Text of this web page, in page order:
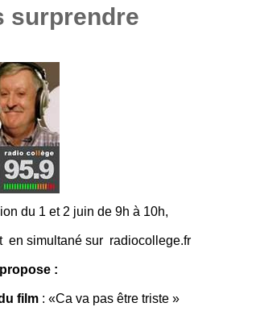
surprendre
du 1 et 2 juin de 9h à 10h,
en simultané sur radiocollege.fr
:
film : «Ca va pas être triste »